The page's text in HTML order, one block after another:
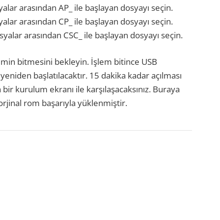
arasından AP_ ile başlayan dosyayı seçin.
arasından CP_ ile başlayan dosyayı seçin.
arasından CSC_ ile başlayan dosyayı seçin.
bitmesini bekleyin. İşlem bitince USB
başlatılacaktır. 15 dakika kadar açılması
kurulum ekranı ile karşılaşacaksınız. Buraya
rom başarıyla yüklenmiştir.